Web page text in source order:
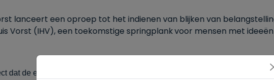
lanceert een oproep tot het indienen van blijken van
Vorst (IHV), een toekomstige springplankvoor mensen met ideeën
dat de economische en sociale ontwikkeling van de inwoners van de